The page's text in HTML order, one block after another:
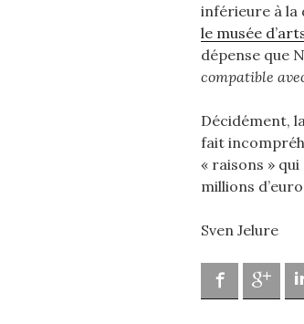
inférieure à la
le musée
dépense que
compatible
Décidément,
fait
« raisons »
millions
Sven Jelure
Facebook